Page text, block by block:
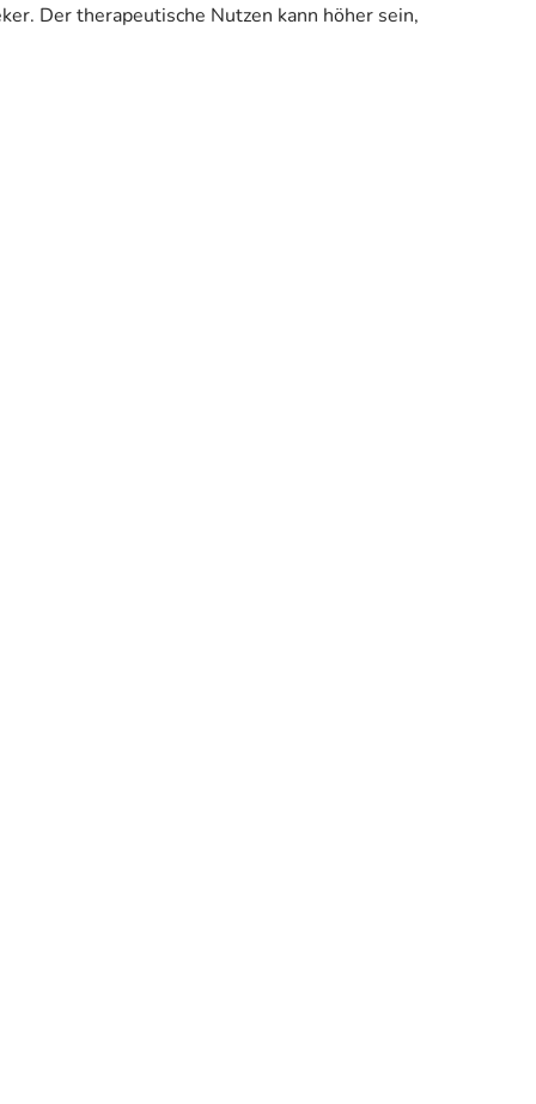
Der therapeutische Nutzen kann höher sein,